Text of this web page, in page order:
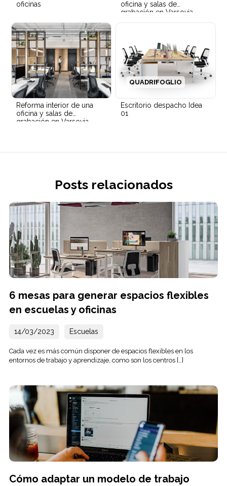
oficinas
oficina y salas de
grabación en Varsovia
Reforma interior de una
oficina y salas de
grabación en Varsovia
Escritorio despacho Idea
01
QUADRIFOGLIO
Posts relacionados
6 mesas para generar espacios flexibles
en escuelas y oficinas
14/03/2023 Escuelas
Cada vez es más común disponer de espacios flexibles en los
entornos de trabajo y aprendizaje, como son los centros […]
Cómo adaptar un modelo de trabajo